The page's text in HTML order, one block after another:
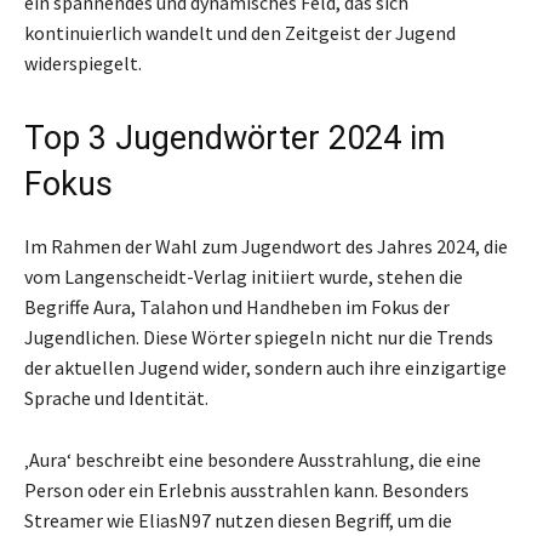
kontinuierlich wandelt und den Zeitgeist der Jugend
widerspiegelt.
Top 3 Jugendwörter 2024 im
Fokus
Im Rahmen der Wahl zum Jugendwort des Jahres 2024, die
vom Langenscheidt-Verlag initiiert wurde, stehen die
Begriffe Aura, Talahon und Handheben im Fokus der
Jugendlichen. Diese Wörter spiegeln nicht nur die Trends
der aktuellen Jugend wider, sondern auch ihre einzigartige
Sprache und Identität.
‚Aura‘ beschreibt eine besondere Ausstrahlung, die eine
Person oder ein Erlebnis ausstrahlen kann. Besonders
Streamer wie EliasN97 nutzen diesen Begriff, um die